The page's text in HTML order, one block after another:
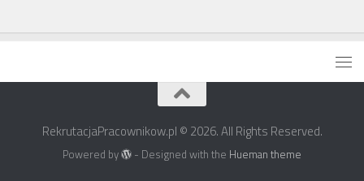
RekrutacjaPracownikow.pl © 2026. All Rights Reserved.
Powered by - Designed with the Hueman theme